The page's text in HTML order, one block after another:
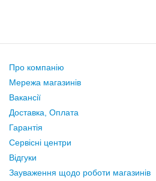
Про компанію
Мережа магазинів
Вакансії
Доставка, Оплата
Гарантія
Сервісні центри
Відгуки
Зауваження щодо роботи магазинів